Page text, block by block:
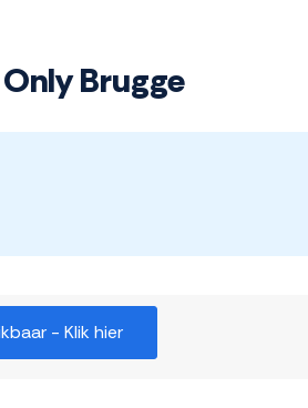
Brugge
- Klik hier